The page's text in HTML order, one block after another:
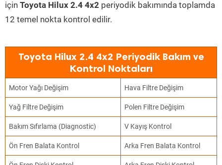
için Toyota Hilux 2.4 4x2 periyodik bakımında toplamda
12 temel nokta kontrol edilir.
Toyota Hilux 2.4 4x2 Periyodik Bakım ve
Kontrol Noktaları
Motor Yağı Değişim Hava Filtre Değişim
Yağ Filtre Değişim Polen Filtre Değişim
Bakım Sıfırlama (Diagnostic) V Kayış Kontrol
Ön Fren Balata Kontrol Arka Fren Balata Kontrol